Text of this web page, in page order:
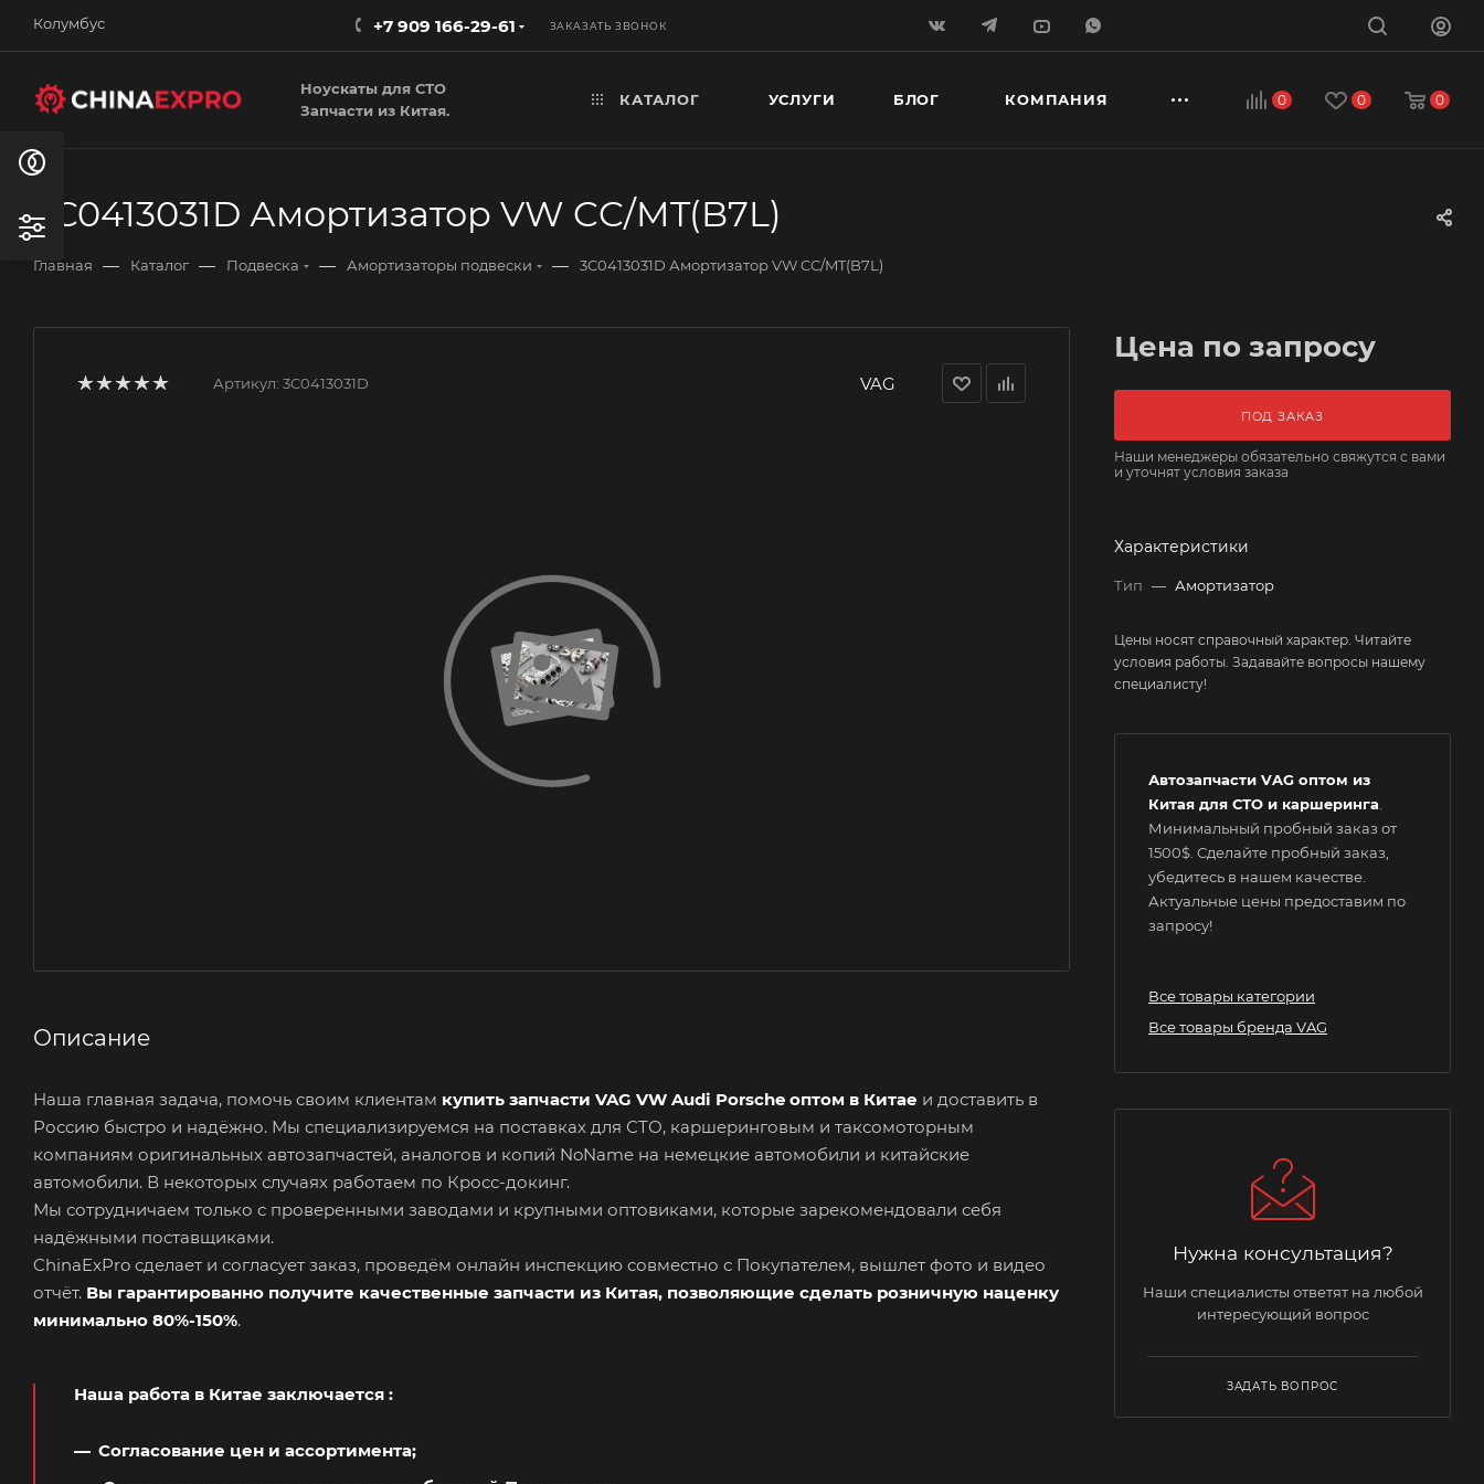
Колумбус +7 909 166-29-61 ЗАКАЗАТЬ ЗВОНОК
0 0 0
Ноускаты для СТО
Запчасти из Китая.
КАТАЛОГ УСЛУГИ БЛОГ КОМПАНИЯ
3C0413031D Амортизатор VW CC/MT(B7L)
Главная — Каталог — Подвеска — Амортизаторы подвески — 3C0413031D Амортизатор VW CC/MT(B7L)
Артикул: 3C0413031D VAG
Описание
Наша главная задача, помочь своим клиентам купить запчасти VAG VW Audi Porsche оптом в Китае и доставить в
Россию быстро и надёжно. Мы специализируемся на поставках для СТО, каршеринговым и таксомоторным
компаниям оригинальных автозапчастей, аналогов и копий NoName на немецкие автомобили и китайские
автомобили. В некоторых случаях работаем по Кросс-докинг.
Мы сотрудничаем только с проверенными заводами и крупными оптовиками, которые зарекомендовали себя
надёжными поставщиками.
ChinaExPro сделает и согласует заказ, проведём онлайн инспекцию совместно с Покупателем, вышлет фото и видео
отчёт. Вы гарантированно получите качественные запчасти из Китая, позволяющие сделать розничную наценку
минимально 80%-150%.
Наша работа в Китае заключается :
Согласование цен и ассортимента;
Цена по запросу
ПОД ЗАКАЗ
Наши менеджеры обязательно свяжутся с вами
и уточнят условия заказа
Характеристики
Тип — Амортизатор
Цены носят справочный характер. Читайте
условия работы. Задавайте вопросы нашему
специалисту!
Автозапчасти VAG оптом из
Китая для СТО и каршеринга
Минимальный пробный заказ от
1500$. Сделайте пробный заказ,
убедитесь в нашем качестве.
Актуальные цены предоставим по
запросу!
Все товары категории
Все товары бренда VAG
Нужна консультация?
Наши специалисты ответят на любой
интересующий вопрос
ЗАДАТЬ ВОПРОС